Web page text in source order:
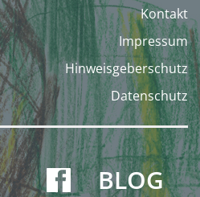
Kontakt
Impressum
Hinweisgeberschutz
Datenschutz
BLOG